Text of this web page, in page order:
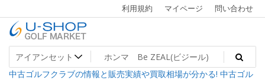
to
content
利用規約 マイページ 問い合わせ
U-SHOP Golf Market dev
中古ゴルフクラブ最大級！U-SHOPゴルフマーケット
中古ゴルフクラブの情報と販売実績や買取相場が分かる! 中古ゴル